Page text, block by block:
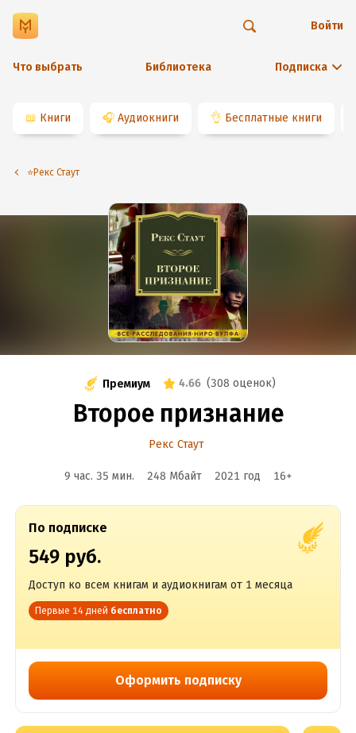
Что выбрать Библиотека Подписка
Войти
📖 Книги 🎧 Аудиокниги 👌 Бесплатные книги
⭐️Рекс Стаут
Премиум 4.66 (308 оценок)
Второе признание
Рекс Стаут
9 час. 35 мин. 248 Мбайт 2021 год 16+
По подписке
549 руб.
Доступ ко всем книгам и аудиокнигам от 1 месяца
Первые 14 дней бесплатно
Оформить подписку